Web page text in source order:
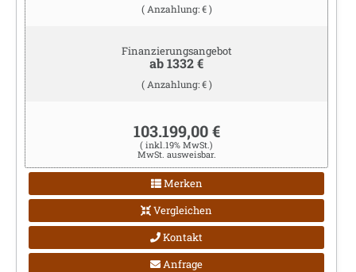
( Anzahlung: € )
Finanzierungsangebot
ab 1332 €
( Anzahlung: € )
103.199,00 €
( inkl.19% MwSt.)
MwSt. ausweisbar.
Merken
Vergleichen
Kontakt
Anfrage